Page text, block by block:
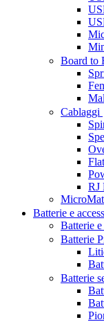
Board to
Cablaggi
RJ
Batterie e
Batterie
Batterie
Batterie